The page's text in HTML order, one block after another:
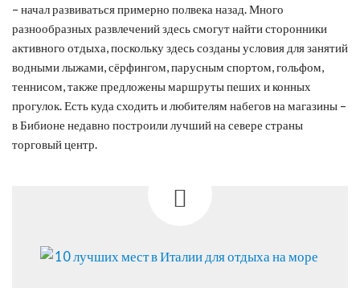
– начал развиваться примерно полвека назад. Много
разнообразных развлечений здесь смогут найти сторонники
активного отдыха, поскольку здесь созданы условия для занятий
водными лыжами, сёрфингом, парусным спортом, гольфом,
теннисом, также предложены маршруты пеших и конных
прогулок. Есть куда сходить и любителям набегов на магазины –
в Бибионе недавно построили лучший на севере страны
торговый центр.